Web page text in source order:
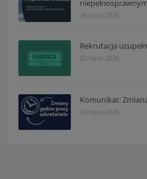
niepełnosprawnym
29 lipca 2026
Rekrutacja
22 lipca 2026
Komunikat:
16 lipca 2026